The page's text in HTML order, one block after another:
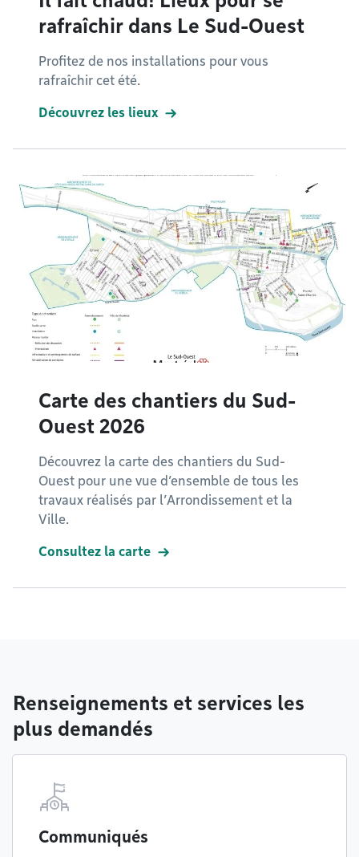
rafraîchir dans Le Sud-Ouest
Profitez de nos installations pour vous
rafraîchir cet été.
Découvrez les lieux
Carte des chantiers du Sud-
Ouest 2026
Découvrez la carte des chantiers du Sud-
Ouest pour une vue d’ensemble de tous les
travaux réalisés par l’Arrondissement et la
Ville.
Consultez la carte
Renseignements et services les
plus demandés
Communiqués